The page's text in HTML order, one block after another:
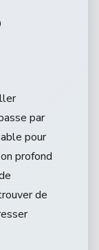
par
pour
profond
de